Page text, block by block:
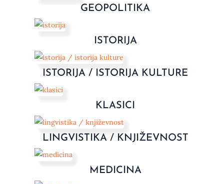
GEOPOLITIKA
ISTORIJA
ISTORIJA / ISTORIJA KULTURE
KLASICI
LINGVISTIKA / KNJIŽEVNOST
MEDICINA